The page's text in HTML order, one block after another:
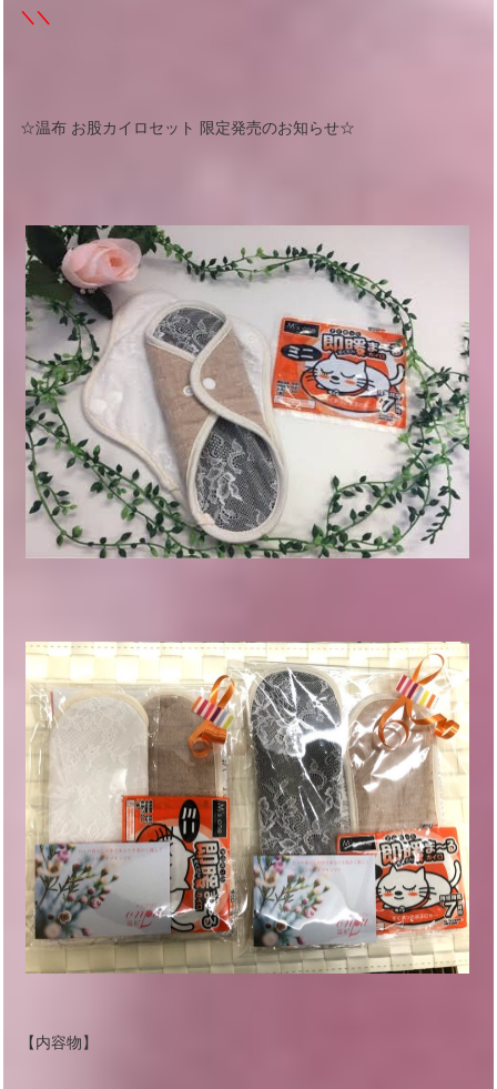
＼＼
☆温布 お股カイロセット 限定発売のお知らせ☆
【内容物】